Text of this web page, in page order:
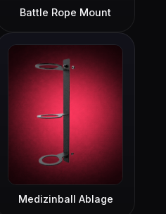
Battle Rope Mount
Medizinball Ablage